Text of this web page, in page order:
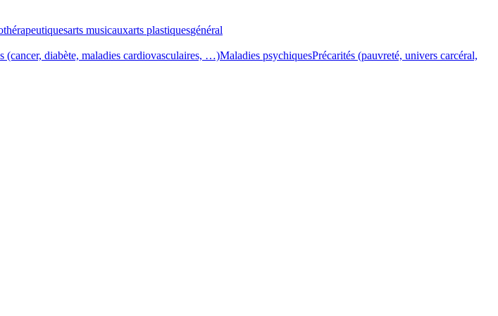
arts musicauxarts plastiquesgénéral
(cancer, diabète, maladies cardiovasculaires, …)Maladies psychiquesPrécarités (pauvreté, univers carcéral,